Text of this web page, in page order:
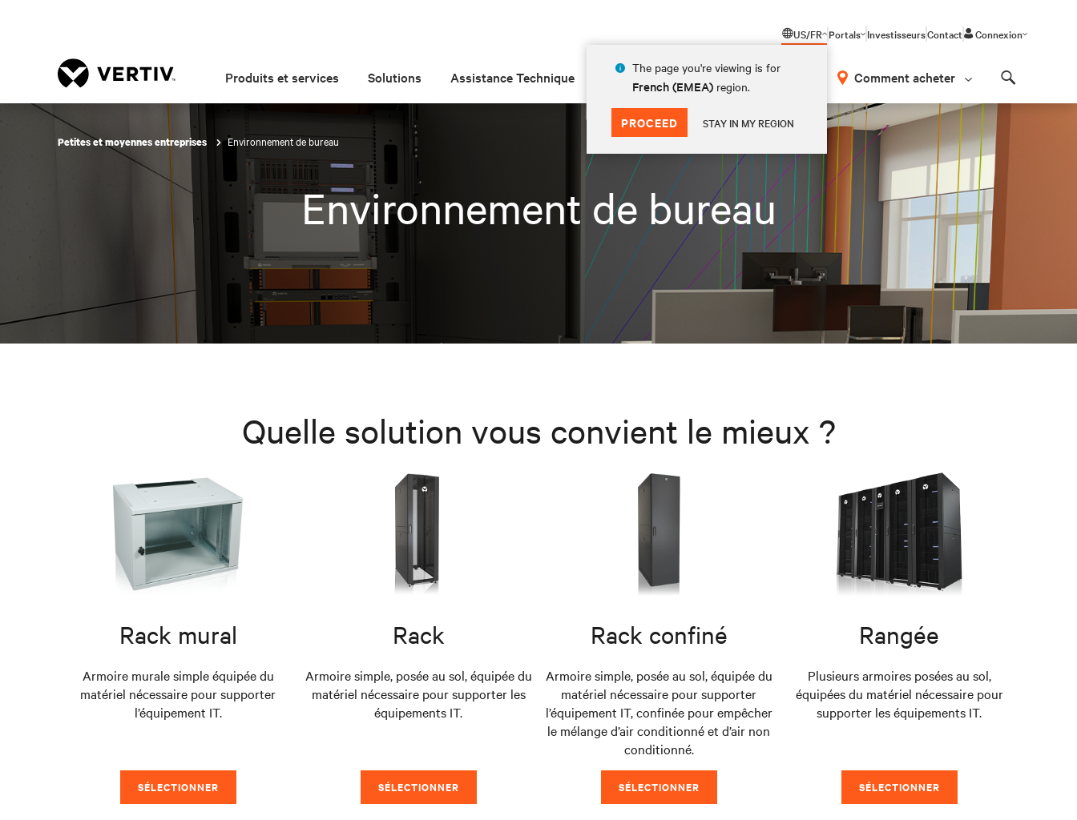
US/FR
The page you're viewing is for
French (EMEA) region.
PROCEED STAY IN MY REGION
Portals InvestisseursContact Connexion
Produits et services Solutions Assistance Technique Insights À propos Comment acheter
Petites et moyennes entreprises Environnement de bureau
Environnement de bureau
Quelle solution vous convient le mieux ?
Rack mural
Armoire murale simple équipée du
matériel nécessaire pour supporter
l’équipement IT.
SÉLECTIONNER
Rack
Armoire simple, posée au sol, équipée du
matériel nécessaire pour supporter les
équipements IT.
SÉLECTIONNER
Rack confiné
Armoire simple, posée au sol, équipée du
matériel nécessaire pour supporter
l’équipement IT, confinée pour empêcher
le mélange d’air conditionné et d’air non
conditionné.
SÉLECTIONNER
Rangée
Plusieurs armoires posées au sol,
équipées du matériel nécessaire pour
supporter les équipements IT.
SÉLECTIONNER